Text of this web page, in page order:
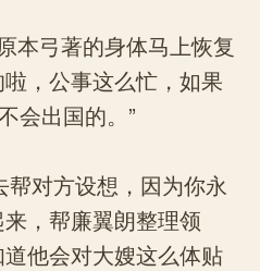
本弓著的身体马上恢复
，公事这么忙，如果
会出国的。”
对方设想，因为你永
，帮廉翼朗整理领
他会对大嫂这么体贴